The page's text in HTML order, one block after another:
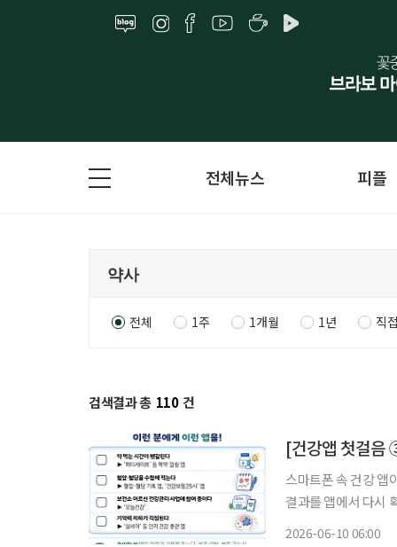
전체뉴스 피플
전체 1주 1개월 1년 직
검색결과 총 110 건
[건강앱 첫걸음
스마트폰 속 건강 앱
결과를 앱에서 다시
2026-06-10 06:00